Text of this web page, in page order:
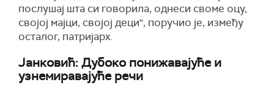
послушај шта си говорила, однеси своме оцу,
својој мајци, својој деци", поручио је, између
осталог, патријарх.
Јанковић: Дубоко понижавајуће и
узнемиравајуће речи